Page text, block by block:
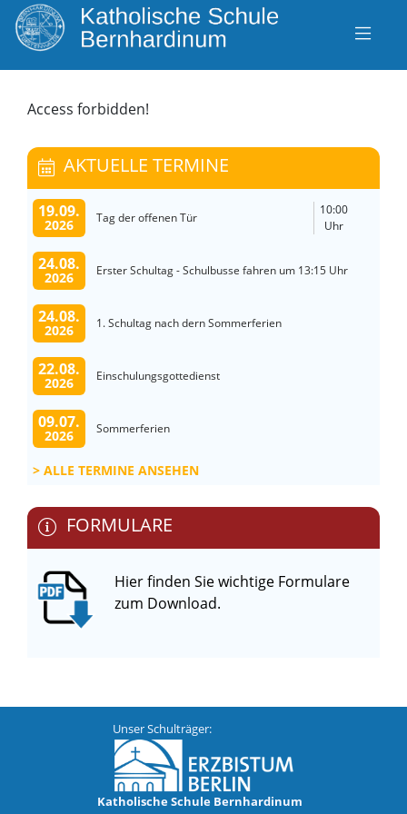
Access forbidden!
AKTUELLE TERMINE
19.09.
2026 Tag der offenen Tür
10:00
Uhr
24.08.
2026 Erster Schultag - Schulbusse fahren um 13:15 Uhr
24.08.
2026 1. Schultag nach dern Sommerferien
22.08.
2026 Einschulungsgottedienst
09.07.
2026 Sommerferien
ALLE TERMINE ANSEHEN
FORMULARE
Hier finden Sie wichtige Formulare
zum Download.
Unser Schulträger:
Katholische Schule Bernhardinum